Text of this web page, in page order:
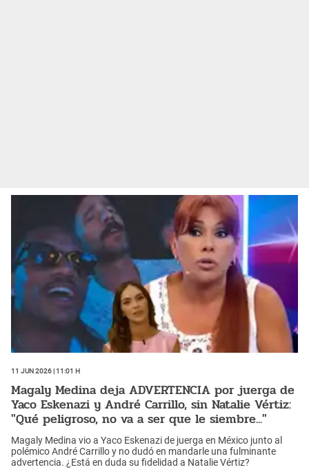
11 Jun 2026 | 11:01 h
Magaly Medina deja ADVERTENCIA por juerga de
Yaco Eskenazi y André Carrillo, sin Natalie Vértiz:
"Qué peligroso, no va a ser que le siembre..."
Magaly Medina vio a Yaco Eskenazi de juerga en México junto al
polémico André Carrillo y no dudó en mandarle una fulminante
advertencia. ¿Está en duda su fidelidad a Natalie Vértiz?